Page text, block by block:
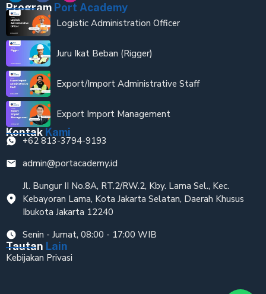
Program Port Academy
Logistic Administration Officer
Juru Ikat Beban (Rigger)
Export/Import Administrative Staff
Export Import Management
Kontak Kami
+62 813-3794-9193
admin@portacademy.id
Jl. Bungur II No.8A, RT.2/RW.2, Kby. Lama Sel., Kec.
Kebayoran Lama, Kota Jakarta Selatan, Daerah Khusus
Ibukota Jakarta 12240
Senin - Jumat, 08:00 - 17:00 WIB
Tautan Lain
Kebijakan Privasi